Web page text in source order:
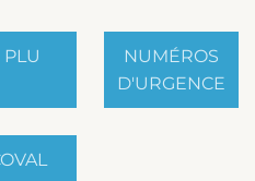
PLU
NUMÉROS
D'URGENCE